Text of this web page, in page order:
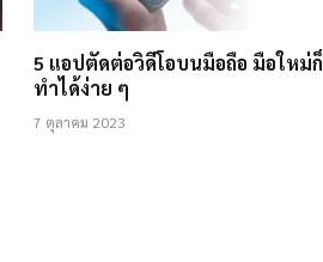
5 แอปตัดต่อวิดีโอบนมือถือ มือใหม่ก็
ทำได้ง่าย ๆ
7 ตุลาคม 2023